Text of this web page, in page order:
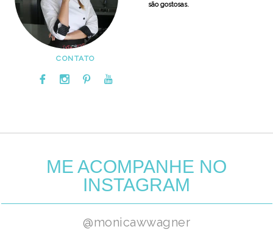
são gostosas.
CONTATO
ME ACOMPANHE NO
INSTAGRAM
@monicawwagner